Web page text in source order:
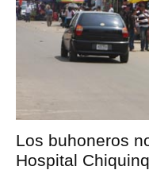
Los buhoneros
Hospital